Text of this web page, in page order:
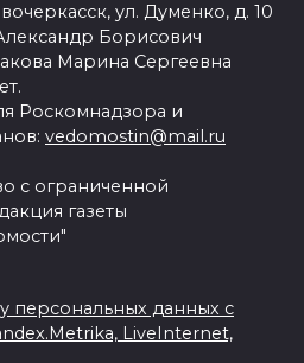
ул. Думенко, д. 10
Борисович
Марина Сергеевна
Роскомнадзора и
vedomostin@mail.ru
с ограниченной
газеты
персональных данных с
LiveInternet,